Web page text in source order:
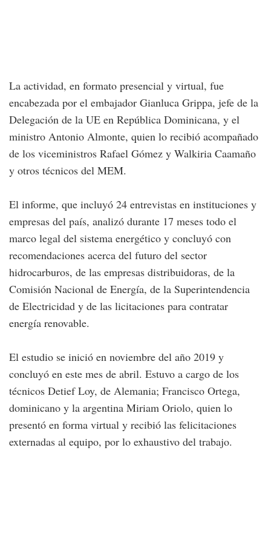
La actividad, en formato presencial y virtual, fue
encabezada por el embajador Gianluca Grippa, jefe de la
Delegación de la UE en República Dominicana, y el
ministro Antonio Almonte, quien lo recibió acompañado
de los viceministros Rafael Gómez y Walkiria Caamaño
y otros técnicos del MEM.
El informe, que incluyó 24 entrevistas en instituciones y
empresas del país, analizó durante 17 meses todo el
marco legal del sistema energético y concluyó con
recomendaciones acerca del futuro del sector
hidrocarburos, de las empresas distribuidoras, de la
Comisión Nacional de Energía, de la Superintendencia
de Electricidad y de las licitaciones para contratar
energía renovable.
El estudio se inició en noviembre del año 2019 y
concluyó en este mes de abril. Estuvo a cargo de los
técnicos Detief Loy, de Alemania; Francisco Ortega,
dominicano y la argentina Miriam Oriolo, quien lo
presentó en forma virtual y recibió las felicitaciones
externadas al equipo, por lo exhaustivo del trabajo.